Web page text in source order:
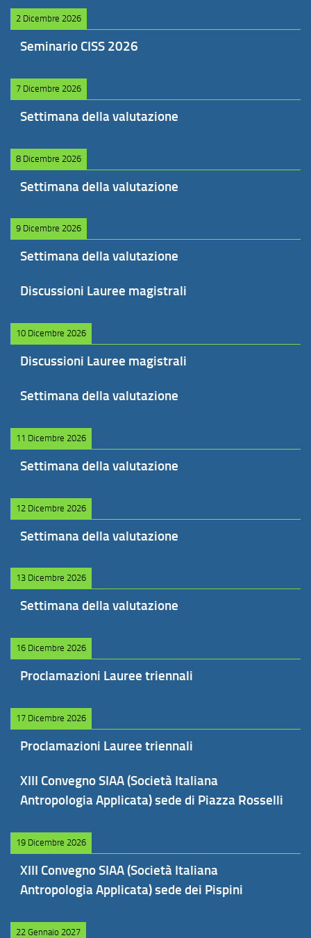
2 Dicembre 2026
Seminario CISS 2026
7 Dicembre 2026
Settimana della valutazione
8 Dicembre 2026
Settimana della valutazione
9 Dicembre 2026
Settimana della valutazione
Discussioni Lauree magistrali
10 Dicembre 2026
Discussioni Lauree magistrali
Settimana della valutazione
11 Dicembre 2026
Settimana della valutazione
12 Dicembre 2026
Settimana della valutazione
13 Dicembre 2026
Settimana della valutazione
16 Dicembre 2026
Proclamazioni Lauree triennali
17 Dicembre 2026
Proclamazioni Lauree triennali
XIII Convegno SIAA (Società Italiana
Antropologia Applicata) sede di Piazza Rosselli
19 Dicembre 2026
XIII Convegno SIAA (Società Italiana
Antropologia Applicata) sede dei Pispini
22 Gennaio 2027